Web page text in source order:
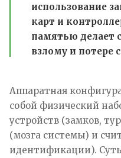
использование
карт и
памятью делает
взлому и потере
Аппаратная
собой физический
устройств (замков,
(мозга системы) и
идентификации).